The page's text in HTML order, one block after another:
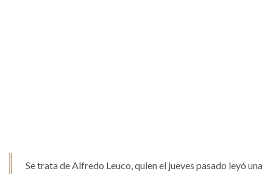
Se trata de Alfredo Leuco, quien el jueves pasado leyó una